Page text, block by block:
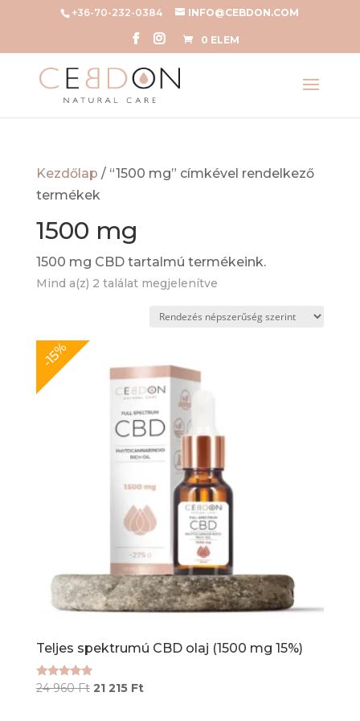
+36-70-232-0384 INFO@CEBDON.COM
0 ELEM
Kezdőlap / “1500 mg” címkével rendelkező
termékek
1500 mg
1500 mg CBD tartalmú termékeink.
Mind a(z) 2 találat megjelenítveSorted
popularity
-15%
Teljes spektrumú CBD olaj (1500 mg 15%)
Értékelés:
24 960Ft Original
21 215 FtCurrent